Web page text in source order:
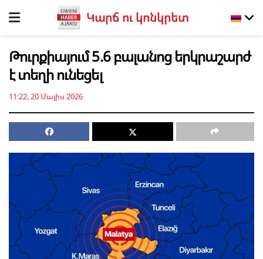
Կարճ ու կոնկրետ
Թուրքիայում 5.6 բալանոց երկրաշարժ
է տեղի ունեցել
11:22, 20 Մայիս 2026